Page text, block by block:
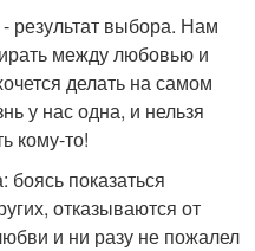
выбора. Нам
между любовью и
делать на самом
у нас одна, и нельзя
кому-то!
показаться
отказываются от
и ни разу не пожалел